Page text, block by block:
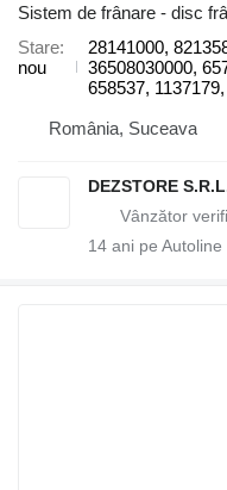
Sistem de frânare - disc
Stare
nou
28141000,
36508030000,
658537,
România, Suceava
DEZSTORE
14 ani pe Autoline